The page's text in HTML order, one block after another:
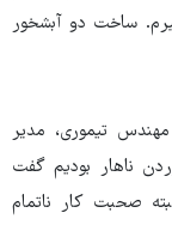
ساخت دو آبشخور
تیموری، مدیر
ناهار بودیم گفت
صحبت کار ناتمام